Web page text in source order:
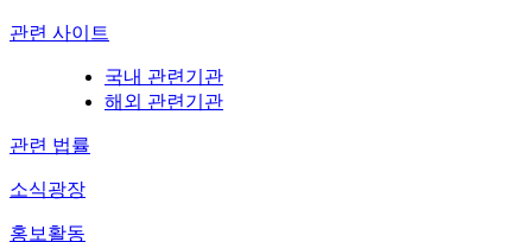
관련 사이트
국내 관련기관
해외 관련기관
관련 법률
소식광장
홍보활동